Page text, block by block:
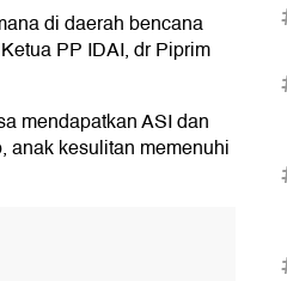
di daerah bencana
PP IDAI, dr Piprim
mendapatkan ASI dan
anak kesulitan memenuhi